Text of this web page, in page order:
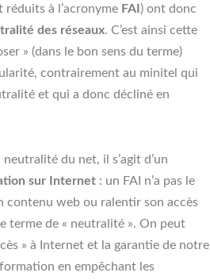
réduits à l’acronyme FAI ) ont donc
des réseaux. C’est ainsi cette
» (dans le bon sens du terme)
contrairement au minitel qui
et qui a donc décliné en
du net, il s’agit d’un
sur Internet : un FAI n’a pas le
contenu web ou ralentir son accès
terme de « neutralité ». On peut
» à Internet et la garantie de notre
en empêchant les